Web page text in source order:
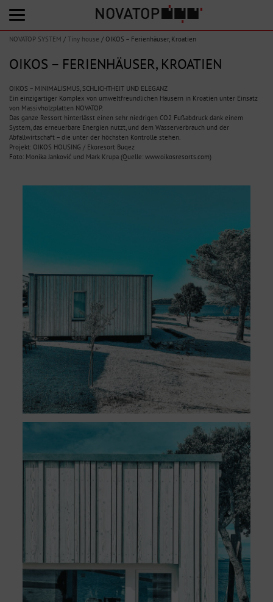
NOVATOP SYSTEM / Tiny house / OIKOS – Ferienhäuser, Kroatien
OIKOS – FERIENHÄUSER, KROATIEN
OIKOS – MINIMALISMUS, SCHLICHTHEIT UND ELEGANZ
Ein einzigartiger Komplex von umweltfreundlichen Häusern in Kroatien unter Einsatz
von Massivholzplatten NOVATOP.
Das ganze Ressort hinterlässt einen sehr niedrigen CO2 Fußabdruck dank einem
System, das erneuerbare Energien nutzt, und dem Wasserverbrauch und der
Abfallwirtschaft – die unter der höchsten Kontrolle stehen.
Projekt: OIKOS HOUSING / Ekoresort Buqez
Foto: Monika Janković und Mark Krupa (Quelle: www.oikosresorts.com)